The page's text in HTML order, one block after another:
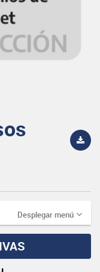
Desplegar menú